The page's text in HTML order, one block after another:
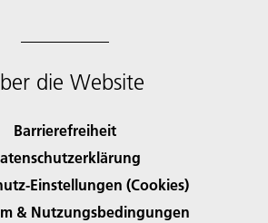
die Website
Barrierefreiheit
Einstellungen (Cookies)
& Nutzungsbedingungen